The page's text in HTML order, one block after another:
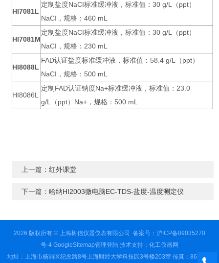
HI7081L
定制盐度NaCI标准缓冲液，标准值：30 g/L（ppt）
NaCI，规格：460 mL
HI7081M
定制盐度NaCI标准缓冲液，标准值：30 g/L（ppt）
NaCI，规格：230 mL
HI8088L
FAD认证盐度标准缓冲液，标准值：58.4 g/L（ppt）
NaCI，规格：500 mL
HI8086L
定制FAD认证钠度Na+标准缓冲液，标准值：23.0
g/L（ppt）Na+，规格：500 mL
上一篇： 红外课堂
下一篇： 哈纳HI2003微电脑EC-TDS-盐度-温度测定仪
2026 版权所有 © 上海树信仪器仪表有限公司 备案号：沪ICP备09035270
号-4 GoogleSitemap管理登陆技术支持： 化工仪器网
地址：上海市杨浦区纪念路8号上海财经大学科技园3号楼203室 传真：86-021-